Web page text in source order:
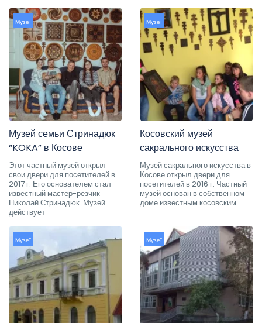
Музеї
Музей семьи Стринадюк
“KOKA” в Косове
Этот частный музей открыл
свои двери для посетителей в
2017 г. Его основателем стал
известный мастер-резчик
Николай Стринадюк. Музей
действует
Музеї
Косовский музей
сакрального искусства
Музей сакрального искусства в
Косове открыл двери для
посетителей в 2016 г. Частный
музей основан в собственном
доме известным косовским
Музеї Музеї